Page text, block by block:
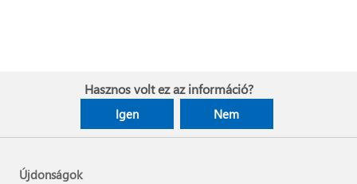
Hasznos volt ez az információ?
Igen Nem
Újdonságok